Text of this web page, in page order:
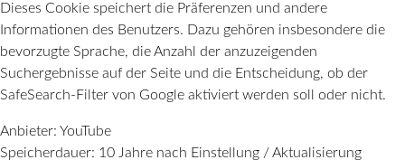
Dieses Cookie speichert die Präferenzen und andere
Informationen des Benutzers. Dazu gehören insbesondere die
bevorzugte Sprache, die Anzahl der anzuzeigenden
Suchergebnisse auf der Seite und die Entscheidung, ob der
SafeSearch-Filter von Google aktiviert werden soll oder nicht.
Anbieter: YouTube
Speicherdauer: 10 Jahre nach Einstellung / Aktualisierung